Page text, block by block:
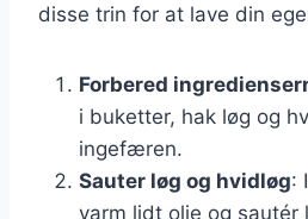
disse trin for at lave din
Forbered
i buketter, hak løg og
ingefæren.
Sauter løg og hvidløg:
varm lidt olie og sautér